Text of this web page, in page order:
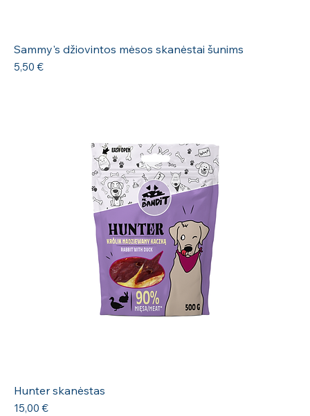
Sammy's džiovintos mėsos skanėstai šunims
Kaina
5,50 €
Hunter skanėstas
Kaina
15,00 €